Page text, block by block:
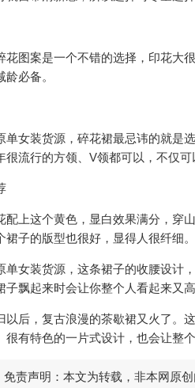
花图案是一个不错的选择，印花大
必备。
单女装货源，碎花裙最忌讳的就是
很流行的方领、V领都可以，不仅可
配上这个黄色，显白效果满分，穿
裙子的版型也很好，显得人很纤细。
单女装货源，这条裙子的收腰设计
子飘起来时会让你整个人看起来又
以后，复古浪漫的茶歇裙又火了。
很有特色的一片式设计，也会让整
免责声明：本文为转载，非本网原